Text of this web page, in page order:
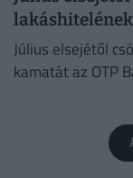
Július elsejétől
kamatát az OTP